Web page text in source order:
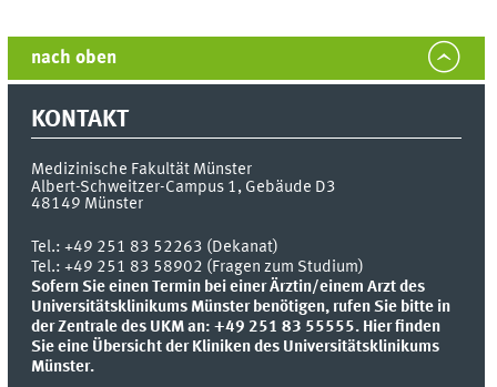
nach oben
KONTAKT
Medizinische Fakultät Münster
Albert-Schweitzer-Campus 1, Gebäude D3
48149 Münster
Tel.:+49 251 83 52263 (Dekanat)
Tel.: +49 251 83 58902 (Fragen zum Studium)
Sofern Sie einen Termin bei einer Ärztin/einem Arzt des
Universitätsklinikums Münster benötigen, rufen Sie bitte in
der Zentrale des UKM an: +49 251 83 55555. Hier finden
Sie eine Übersicht der Kliniken des Universitätsklinikums
Münster.